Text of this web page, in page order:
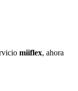
miiflex, ahora